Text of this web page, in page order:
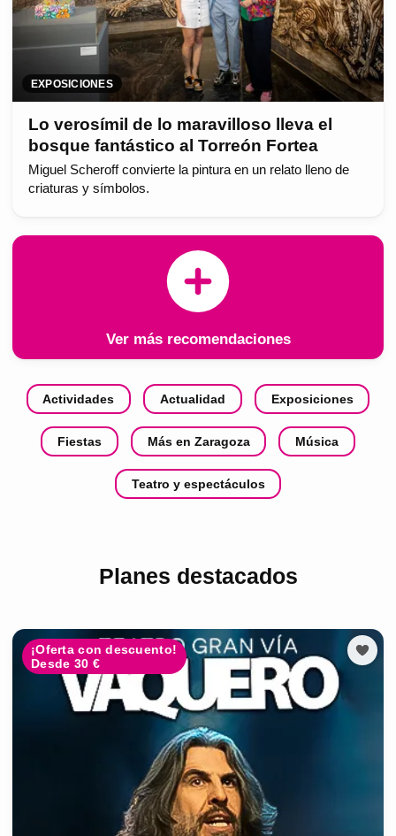
EXPOSICIONES
Lo verosímil de lo maravilloso lleva el
bosque fantástico al Torreón Fortea
Miguel Scheroff convierte la pintura en un relato lleno de
criaturas y símbolos.
Ver más recomendaciones
Actividades Actualidad Exposiciones
Fiestas Más en Zaragoza Música
Teatro y espectáculos
Planes destacados
¡Oferta con descuento!
Desde 30 €